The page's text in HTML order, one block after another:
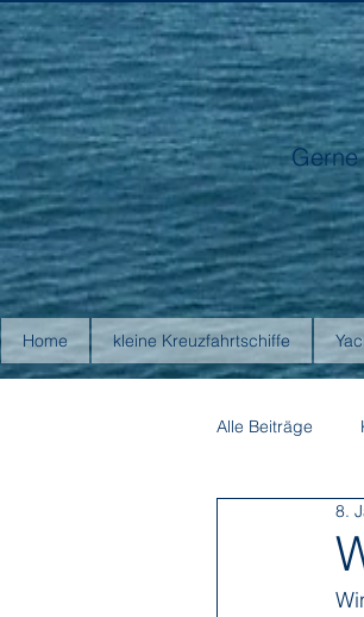
Home kleine Kreuzfahrtschiffe
Alle Beiträge
Antarctica21
8.